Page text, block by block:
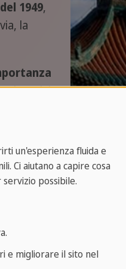
1949,
la
dai
della
del
e
un'esperienza fluida e
Ci aiutano a capire cosa
possibile.
e migliorare il sito nel